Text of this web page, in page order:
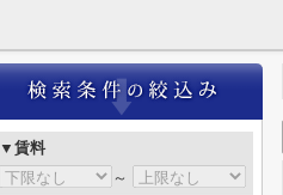
▼賃料
～